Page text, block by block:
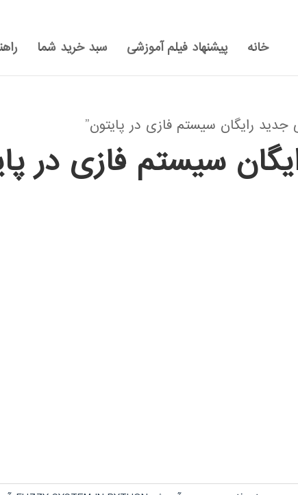
خانه پیشنهاد فیلم آموزشی سبد خرید شما
رایگان سیستم فازی در پایتون”
سیستم فازی در